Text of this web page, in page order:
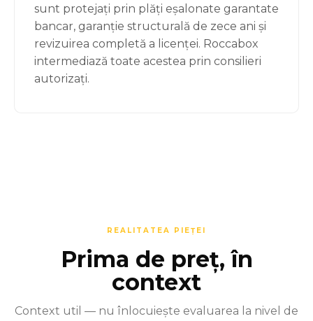
sunt protejați prin plăți eșalonate garantate
bancar, garanție structurală de zece ani și
revizuirea completă a licenței. Roccabox
intermediază toate acestea prin consilieri
autorizați.
REALITATEA PIEȚEI
Prima de preț, în
context
Context util — nu înlocuiește evaluarea la nivel de